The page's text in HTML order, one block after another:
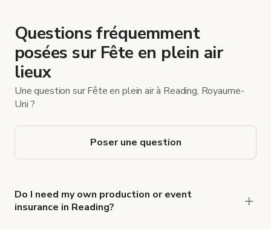
Questions fréquemment
posées sur Fête en plein air
lieux
Une question sur Fête en plein air à Reading, Royaume-
Uni ?
Poser une question
Do I need my own production or event
insurance in Reading?